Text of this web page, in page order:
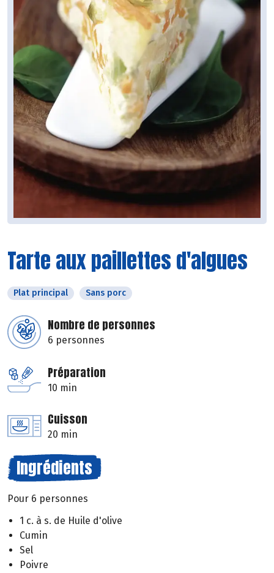
Tarte aux paillettes d'algues
Plat principal Sans porc
Nombre de personnes
6 personnes
Préparation
10 min
Cuisson
20 min
Ingrédients
Pour 6 personnes
1 c. à s. de Huile d'olive
Cumin
Sel
Poivre